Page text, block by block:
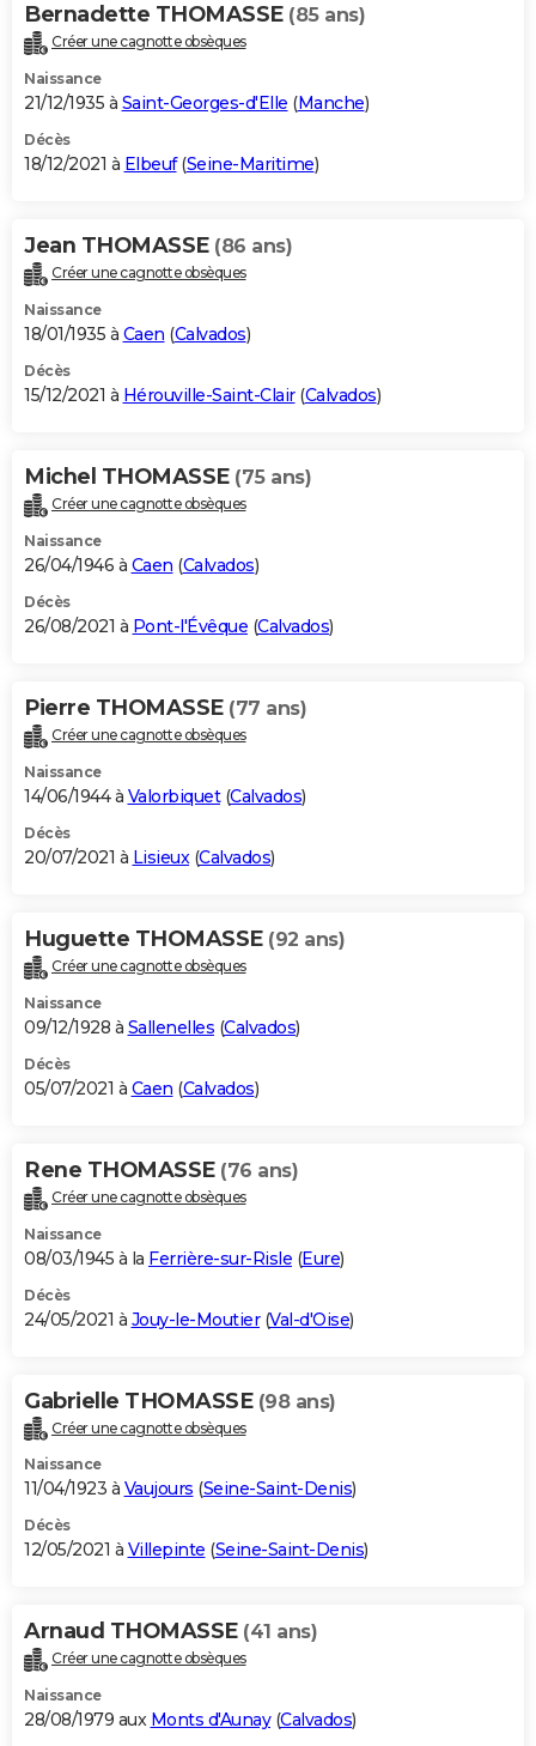
Bernadette THOMASSE (85 ans)
Créer une cagnotte obsèques
Naissance
21/12/1935 à Saint-Georges-d'Elle (Manche)
Décès
18/12/2021 à Elbeuf(Seine-Maritime)
Jean THOMASSE (86 ans)
Créer une cagnotte obsèques
Naissance
18/01/1935 à Caen (Calvados)
Décès
15/12/2021 à Hérouville-Saint-Clair(Calvados)
Michel THOMASSE (75 ans)
Créer une cagnotte obsèques
Naissance
26/04/1946 à Caen (Calvados)
Décès
26/08/2021 à Pont-l'Évêque (Calvados)
Pierre THOMASSE (77 ans)
Créer une cagnotte obsèques
Naissance
14/06/1944 à Valorbiquet(Calvados)
Décès
20/07/2021 à Lisieux(Calvados)
Huguette THOMASSE (92 ans)
Créer une cagnotte obsèques
Naissance
09/12/1928 à Sallenelles (Calvados)
Décès
05/07/2021 à Caen (Calvados)
Rene THOMASSE (76 ans)
Créer une cagnotte obsèques
Naissance
08/03/1945 à la Ferrière-sur-Risle (Eure)
Décès
24/05/2021 à Jouy-le-Moutier(Val-d'Oise)
Gabrielle THOMASSE (98 ans)
Créer une cagnotte obsèques
Naissance
11/04/1923 à Vaujours (Seine-Saint-Denis)
Décès
12/05/2021 à Villepinte (Seine-Saint-Denis)
Arnaud THOMASSE (41 ans)
Créer une cagnotte obsèques
Naissance
28/08/1979 aux Monts d'Aunay(Calvados)